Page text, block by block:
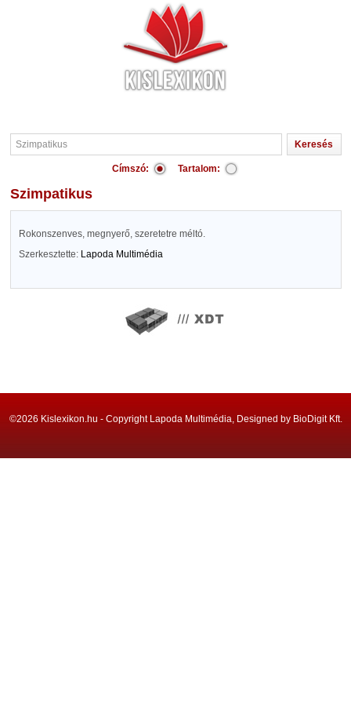
Címszó: Tartalom:
Szimpatikus
Rokonszenves, megnyerő, szeretetre méltó.
Szerkesztette: Lapoda Multimédia
©2026 Kislexikon.hu - Copyright Lapoda Multimédia, Designed by BioDigit Kft.